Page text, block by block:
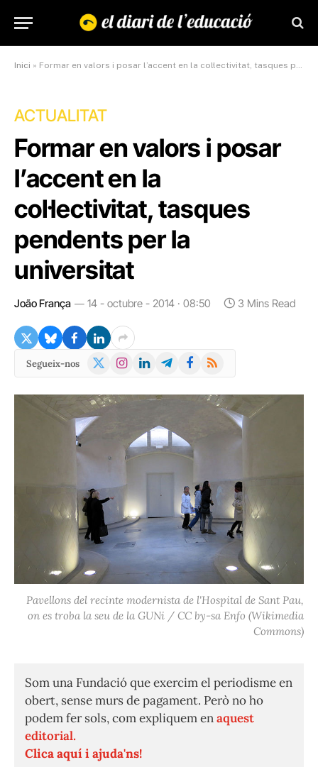
Inici » Formar en valors i posar l’accent en la col·lectivitat, tasques pendents per la universitat
ACTUALITAT
Formar en valors i posar
l’accent en la
col·lectivitat, tasques
pendents per la
universitat
João França 14 - octubre - 2014 · 08:50 3 Mins Read
Segueix-nos
X
Instagram
LinkedInTelegramFacebook
RSS
Pavellons del recinte modernista de l'Hospital de Sant Pau,
on es troba la seu de la GUNi / CC by-sa Enfo (Wikimedia
Commons)
Som una Fundació que exercim el periodisme en
obert, sense murs de pagament. Però no ho
podem fer sols, com expliquem enaquest
editorial.
Clica aquí i ajuda'ns!